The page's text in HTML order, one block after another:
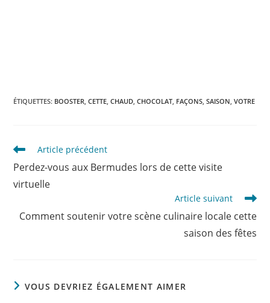
ÉTIQUETTES: BOOSTER, CETTE, CHAUD, CHOCOLAT, FAÇONS, SAISON, VOTRE
Read
more
articles
Article précédent
Perdez-vous aux Bermudes lors de cette visite
virtuelle
Article suivant
Comment soutenir votre scène culinaire locale cette
saison des fêtes
VOUS DEVRIEZ ÉGALEMENT AIMER